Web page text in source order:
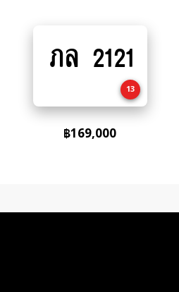
to
ภล 2121
13
฿169,000